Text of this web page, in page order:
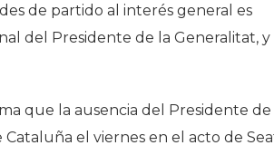
de partido al interés general es
del Presidente de la Generalitat, y
que la ausencia del Presidente de
el viernes en el acto de